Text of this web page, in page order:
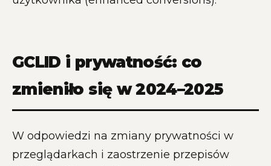
GCLID i prywatność: co
zmieniło się w 2024–2025
W odpowiedzi na zmiany prywatności w
przeglądarkach i zaostrzenie przepisów